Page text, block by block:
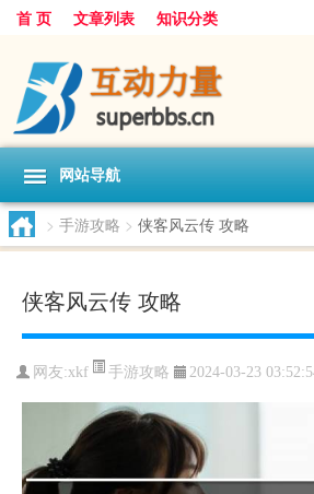
首 页 文章列表 知识分类
网站导航
> 手游攻略 > 侠客风云传 攻略
侠客风云传 攻略
网友:xkf 手游攻略 2024-03-23